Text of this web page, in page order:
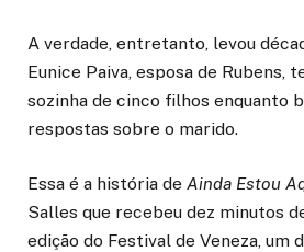
A verdade, entretanto, levou
Eunice Paiva, esposa de Rubens,
sozinha de cinco filhos enquanto
respostas sobre o marido.
Essa é a história de Ainda Estou
Salles que recebeu dez minutos
edição do Festival de Veneza, um